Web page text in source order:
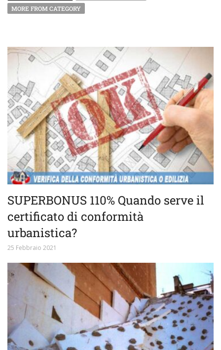
MORE FROM CATEGORY
SUPERBONUS 110% Quando serve il
certificato di conformità
urbanistica?
25 Febbraio 2021